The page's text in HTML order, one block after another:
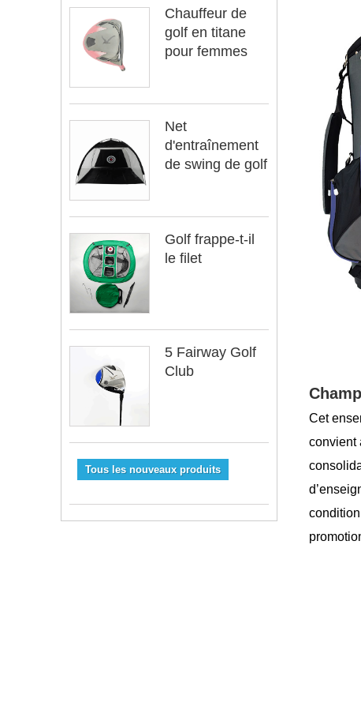
Chauffeur de
golf en titane
pour femmes
Net
d'entraînement
de swing de golf
Golf frappe-t-il
le filet
5 Fairway Golf
Club
Tous les nouveaux produits
Cet
convient